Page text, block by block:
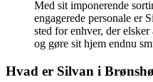
Med sit imponerende
engagerede personale er
sted for enhver, der
og gøre sit hjem endnu
Hvad er Silvan i